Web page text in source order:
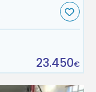
23.450€